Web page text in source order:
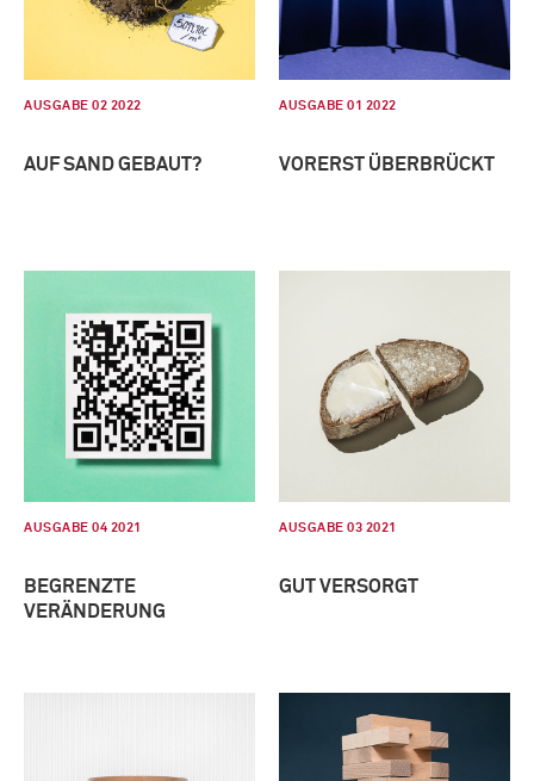
AUSGABE 02 2022
AUF SAND GEBAUT?
AUSGABE 01 2022
VORERST ÜBERBRÜCKT
AUSGABE 04 2021
BEGRENZTE
VERÄNDERUNG
AUSGABE 03 2021
GUT VERSORGT